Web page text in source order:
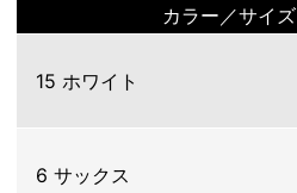
カラー／サイズ
15 ホワイト
6 サックス